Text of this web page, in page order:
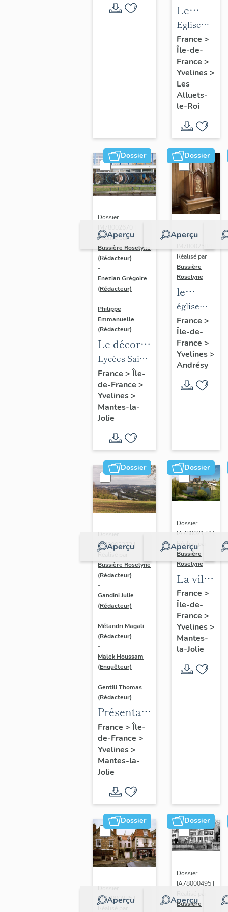
Le
mobilier
de
l'église
Saint-
Nicolas
Eglise
paroissiale
Saint-
Nicolas
France >
Île-de-
France >
Yvelines>
Les
Alluets-
le-Roi
Dossier
Aperçu
Dossier
IM78002670 |
Réalisé par
Bussière Roselyne
(Rédacteur)
-
Enezian Grégoire
(Rédacteur)
-
Philippe
Emmanuelle
(Rédacteur)
Le décor
des lycées
de Mantes
Lycées Saint-
Exupéry et
Jean Rostand
France > Île-
de-France >
Yvelines>
Mantes-la-
Jolie
Dossier
Aperçu
Dossier
Réalisé par
Bussière
Roselyne
le
mobilier
de
l'église
Saint-
Germain-
de-
Paris
église
paroissiale
Saint-
Germain
France >
Île-de-
France >
Yvelines>
Andrésy
Dossier
Aperçu
Dossier
IA78002272 |
Bussière Roselyne
(Rédacteur)
-
Gandini Julie
(Rédacteur)
-
Mélandri Magali
(Rédacteur)
-
Malek Houssam
(Enquêteur)
-
Gentili Thomas
(Rédacteur)
Présentation
de l'étude
France > Île-
de-France >
Yvelines>
Mantes-la-
Jolie
Dossier
Aperçu
Dossier
IA78002174 |
Réalisé par
Bussière
Roselyne
La ville
de
Mantes-
la-Jolie
France >
Île-de-
France >
Yvelines>
Mantes-
la-Jolie
Dossier
Aperçu
Dossier
IA78000985 |
Dossier
Aperçu
Dossier
IA78000495 |
Bussière